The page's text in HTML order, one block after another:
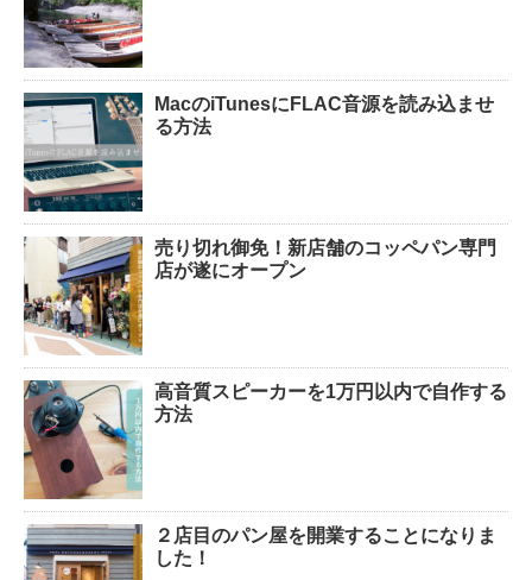
MacのiTunesにFLAC音源を読み込ませ
る方法
売り切れ御免！新店舗のコッペパン専門
店が遂にオープン
高音質スピーカーを1万円以内で自作する
方法
２店目のパン屋を開業することになりま
した！